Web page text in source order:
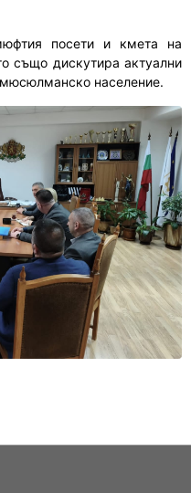
посети и кмета на
също дискутира актуални
население.